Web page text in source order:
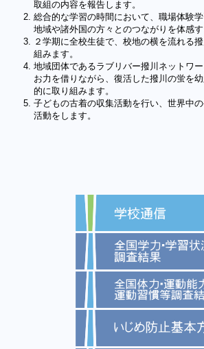
取組の内容を報告します。
総合的な学習の時間において、職場体験
地域や諸外国の方々とのつながりを体感す
２学期に全校生徒で、校地の横を流れる
組みます。
地域団体であるラブリバー撥川ネットワ
お力を借りながら、復活した撥川の蛍を
的に取り組みます。
子どもの古着の収集活動を行い、世界中
活動をします。